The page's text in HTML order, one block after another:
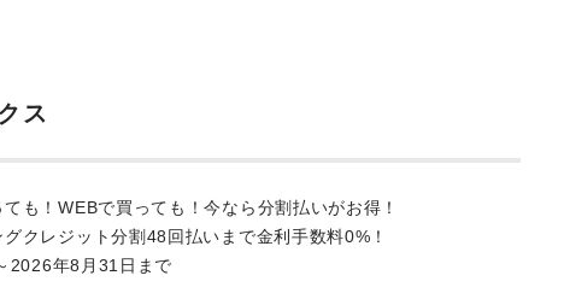
ス
も！WEBで買っても！今なら分割払いがお得！
グクレジット分割48回払いまで金利手数料0%！
2026年8月31日まで